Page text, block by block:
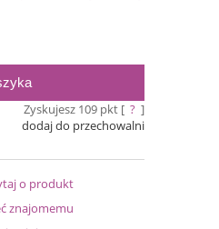
Zyskujesz 109pkt [ ? ]
dodaj do przechowalni
o produkt
znajomemu